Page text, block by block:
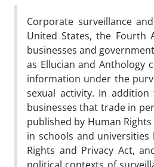
Corporate surveillance
United States, the Fourth
businesses and
as Ellucian and Anthology
information under the
sexual activity. In
businesses that trade in
published by Human
in schools and universities
Rights and Privacy Act,